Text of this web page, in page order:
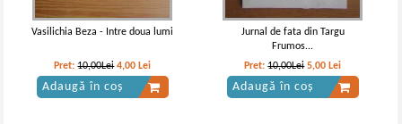
Vasilichia Beza - Intre doua lumi
Pret:10,00Lei 4,00 Lei
Adaugă în coș
Jurnal de fata din Targu
Frumos...
Pret:10,00Lei 5,00 Lei
Adaugă în coș